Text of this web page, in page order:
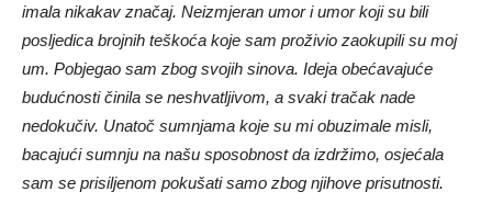
imala nikakav značaj. Neizmjeran umor i umor koji su bili
posljedica brojnih teškoća koje sam proživio zaokupili su moj
um. Pobjegao sam zbog svojih sinova. Ideja obećavajuće
budućnosti činila se neshvatljivom, a svaki tračak nade
nedokučiv. Unatoč sumnjama koje su mi obuzimale misli,
bacajući sumnju na našu sposobnost da izdržimo, osjećala
sam se prisiljenom pokušati samo zbog njihove prisutnosti.